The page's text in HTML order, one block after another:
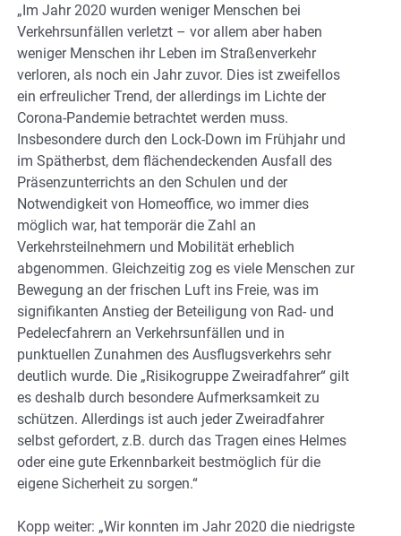
„Im Jahr 2020 wurden weniger Menschen bei
Verkehrsunfällen verletzt – vor allem aber haben
weniger Menschen ihr Leben im Straßenverkehr
verloren, als noch ein Jahr zuvor. Dies ist zweifellos
ein erfreulicher Trend, der allerdings im Lichte der
Corona-Pandemie betrachtet werden muss.
Insbesondere durch den Lock-Down im Frühjahr und
im Spätherbst, dem flächendeckenden Ausfall des
Präsenzunterrichts an den Schulen und der
Notwendigkeit von Homeoffice, wo immer dies
möglich war, hat temporär die Zahl an
Verkehrsteilnehmern und Mobilität erheblich
abgenommen. Gleichzeitig zog es viele Menschen zur
Bewegung an der frischen Luft ins Freie, was im
signifikanten Anstieg der Beteiligung von Rad- und
Pedelecfahrern an Verkehrsunfällen und in
punktuellen Zunahmen des Ausflugsverkehrs sehr
deutlich wurde. Die „Risikogruppe Zweiradfahrer“ gilt
es deshalb durch besondere Aufmerksamkeit zu
schützen. Allerdings ist auch jeder Zweiradfahrer
selbst gefordert, z.B. durch das Tragen eines Helmes
oder eine gute Erkennbarkeit bestmöglich für die
eigene Sicherheit zu sorgen.“
Kopp weiter: „Wir konnten im Jahr 2020 die niedrigste